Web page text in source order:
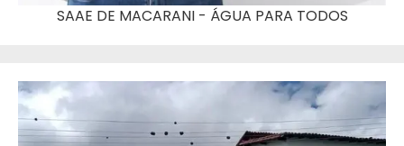
SAAE DE MACARANI - ÁGUA PARA TODOS